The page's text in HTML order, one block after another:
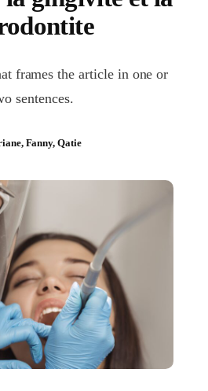
frames the article in one or
sentences.
Fanny, Qatie